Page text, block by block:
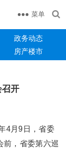
菜单
政务动态
房产楼市
召开
4月9日，省委
前，省委第六巡